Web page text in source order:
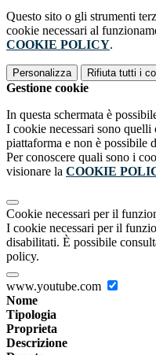
Questo sito o gli strumenti
cookie necessari al
COOKIE POLICY.
Personalizza Rifiuta tutti i
Gestione cookie
In questa schermata è
I cookie necessari sono
piattaforma e non è possibile
Per conoscere quali sono i
visionare la COOKIE
Cookie necessari per il
I cookie necessari per il
disabilitati. È possibile
policy.
www.youtube.com
Nome
Tipologia
Proprieta
Descrizione